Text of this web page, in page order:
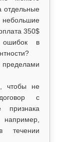
отдельные
350$
в
чтобы не
с
признака
течении